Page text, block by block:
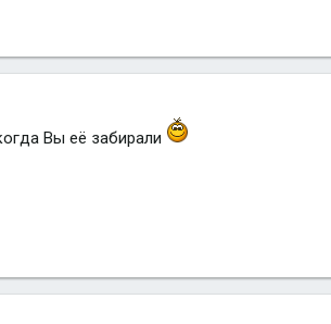
Вы её забирали